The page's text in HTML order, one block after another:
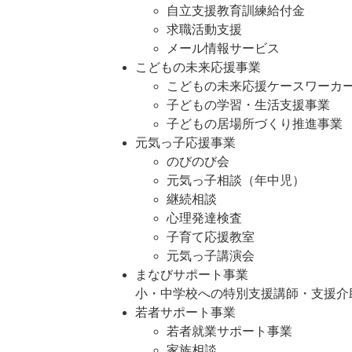
自立支援教育訓練給付金
求職活動支援
メール情報サービス
こどもの未来応援事業
こどもの未来応援ケースワーカ
子どもの学習・生活支援事業
子どもの居場所づくり推進事業
元気っ子応援事業
のびのび会
元気っ子相談（年中児）
継続相談
心理発達検査
子育て応援教室
元気っ子講演会
まなびサポート事業
小・中学校への特別支援講師・支援介
若者サポート事業
若者就業サポート事業